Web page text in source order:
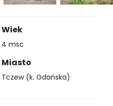
Wiek
4 msc
Miasto
Tczew (k. Gdańska)